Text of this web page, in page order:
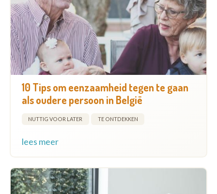
10 Tips om eenzaamheid tegen te gaan
als oudere persoon in België
NUTTIG VOOR LATER TE ONTDEKKEN
lees meer